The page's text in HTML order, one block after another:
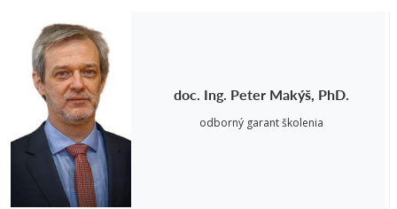
doc. Ing. Peter Makýš, PhD.
odborný garant školenia